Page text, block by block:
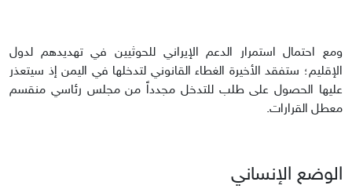
ومع احتمال استمرار الدعم الإيراني للحوثيين في تهديدهم لدول
الإقليم؛ ستفقد الأخيرة الغطاء القانوني لتدخلها في اليمن إذ سيتعذر
عليها الحصول على طلب للتدخل مجدداً من مجلس رئاسي منقسم
معطل القرارات.
الوضع الإنساني